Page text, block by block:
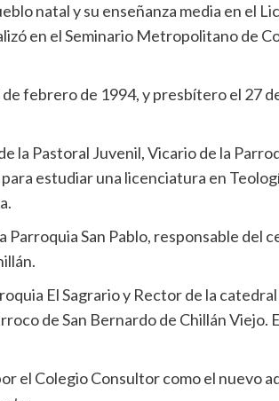
natal y su enseñanza media en el
en el Seminario Metropolitano de
febrero de 1994, y presbítero el 27
la Pastoral Juvenil, Vicario de la
estudiar una licenciatura en
Parroquia San Pablo, responsable del
El Sagrario y Rector de la
de San Bernardo de Chillán Viejo.
el Colegio Consultor como el nuevo